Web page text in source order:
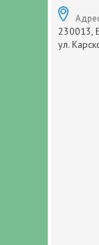
230013,
ул.